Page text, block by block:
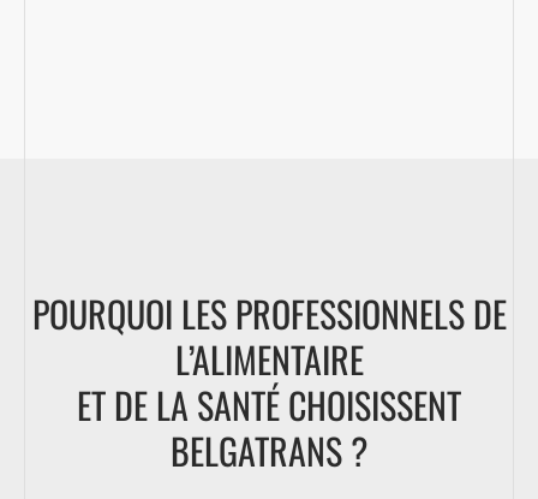
POURQUOI LES PROFESSIONNELS DE
L’ALIMENTAIRE
ET DE LA SANTÉ CHOISISSENT
BELGATRANS ?